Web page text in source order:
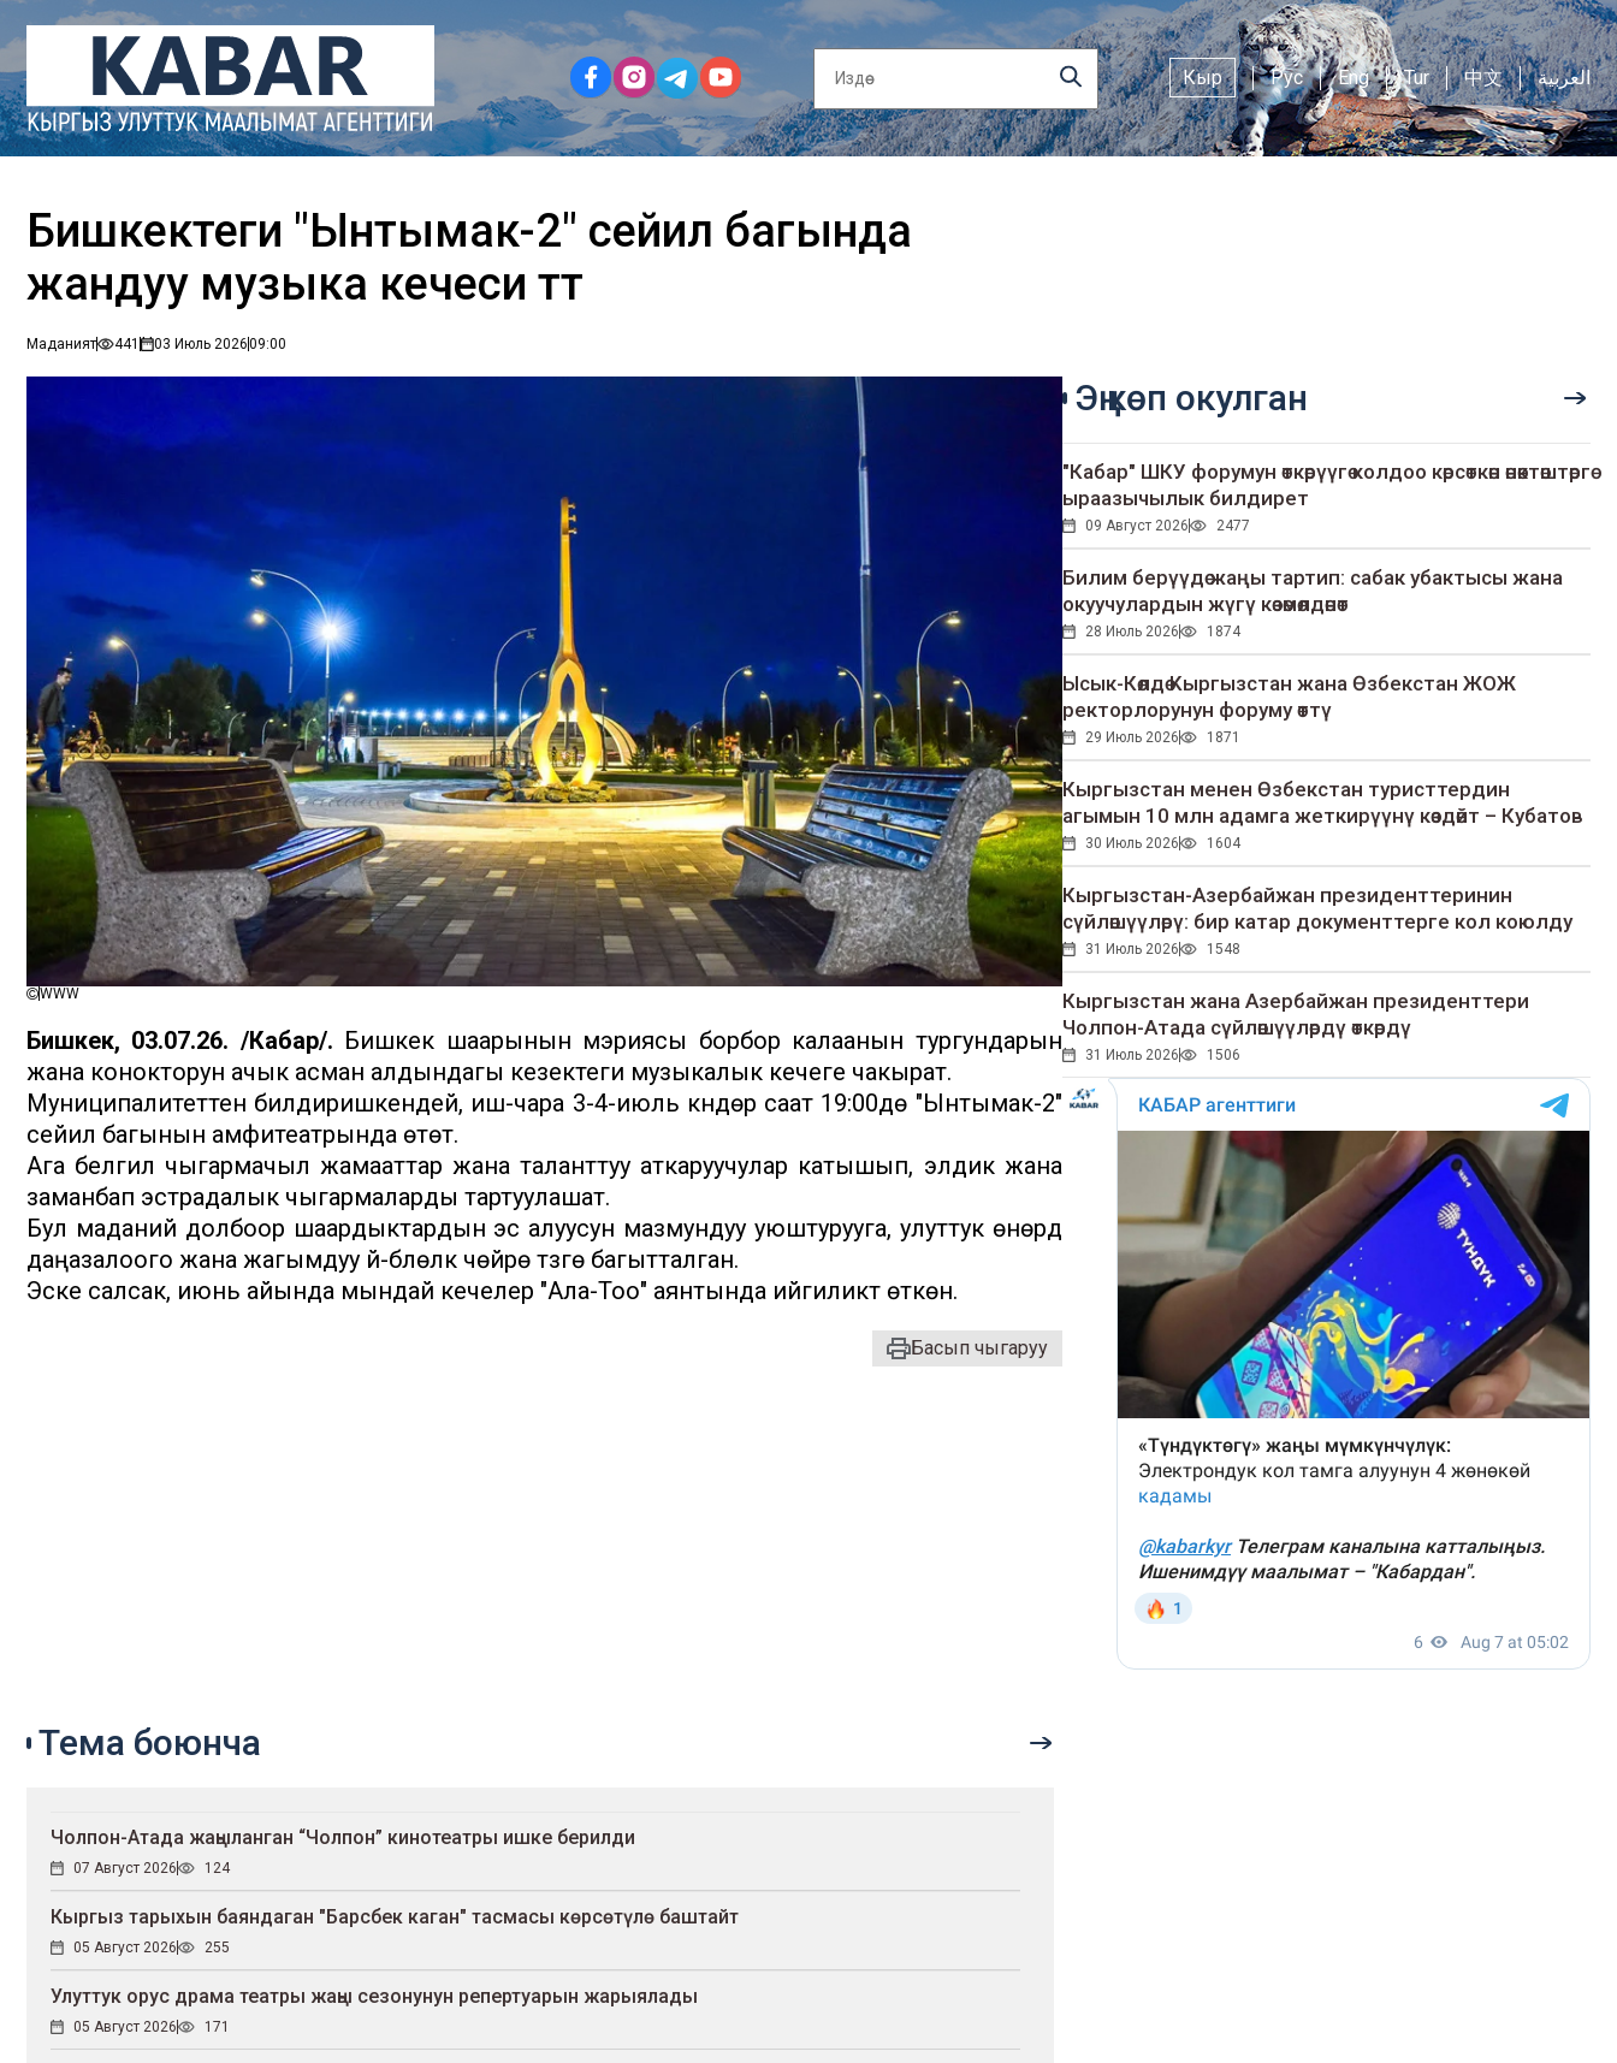
Кыр Рус Eng Tur 中文 العربية
Бишкектеги "Ынтымак-2" сейил багында
жандуу музыка кечеси өтөт
Маданият 441 03 Июль 202609:00
WWW
Бишкек, 03.07.26. /Кабар/. Бишкек шаарынын мэриясы борбор калаанын тургундарын
жана конокторун ачык асман алдындагы кезектеги музыкалык кечеге чакырат.
Муниципалитеттен билдиришкендей, иш-чара 3-4-июль күндөрү саат 19:00дө "Ынтымак-2"
сейил багынын амфитеатрында өтөт.
Ага белгилүү чыгармачыл жамааттар жана таланттуу аткаруучулар катышып, элдик жана
заманбап эстрадалык чыгармаларды тартуулашат.
Бул маданий долбоор шаардыктардын эс алуусун мазмундуу уюштурууга, улуттук өнөрдү
даңазалоого жана жагымдуу үй-бүлөлүк чөйрө түзүүгө багытталган.
Эске салсак, июнь айында мындай кечелер "Ала-Тоо" аянтында ийгиликтүү өткөн.
Басып чыгаруу
Эң көп окулган
"Кабар" ШКУ форумун өткөрүүгө колдоо көрсөткөн өнөктөштөргө
ыраазычылык билдирет
09 Август 2026 2477
Билим берүүдө жаңы тартип: сабак убактысы жана
окуучулардын жүгү көзөмөлдөнөт
28 Июль 2026 1874
Ысык-Көлдө Кыргызстан жана Өзбекстан ЖОЖ
ректорлорунун форуму өттү
29 Июль 2026 1871
Кыргызстан менен Өзбекстан туристтердин
агымын 10 млн адамга жеткирүүнү көздөйт – Кубатов
30 Июль 2026 1604
Кыргызстан-Азербайжан президенттеринин
сүйлөшүүлөрү: бир катар документтерге кол коюлду
31 Июль 2026 1548
Кыргызстан жана Азербайжан президенттери
Чолпон-Атада сүйлөшүүлөрдү өткөрдү
31 Июль 2026 1506
Тема боюнча
Чолпон-Атада жаңыланган “Чолпон” кинотеатры ишке берилди
07 Август 2026 124
Кыргыз тарыхын баяндаган "Барсбек каган" тасмасы көрсөтүлө баштайт
05 Август 2026 255
Улуттук орус драма театры жаңы сезонунун репертуарын жарыялады
05 Август 2026 171